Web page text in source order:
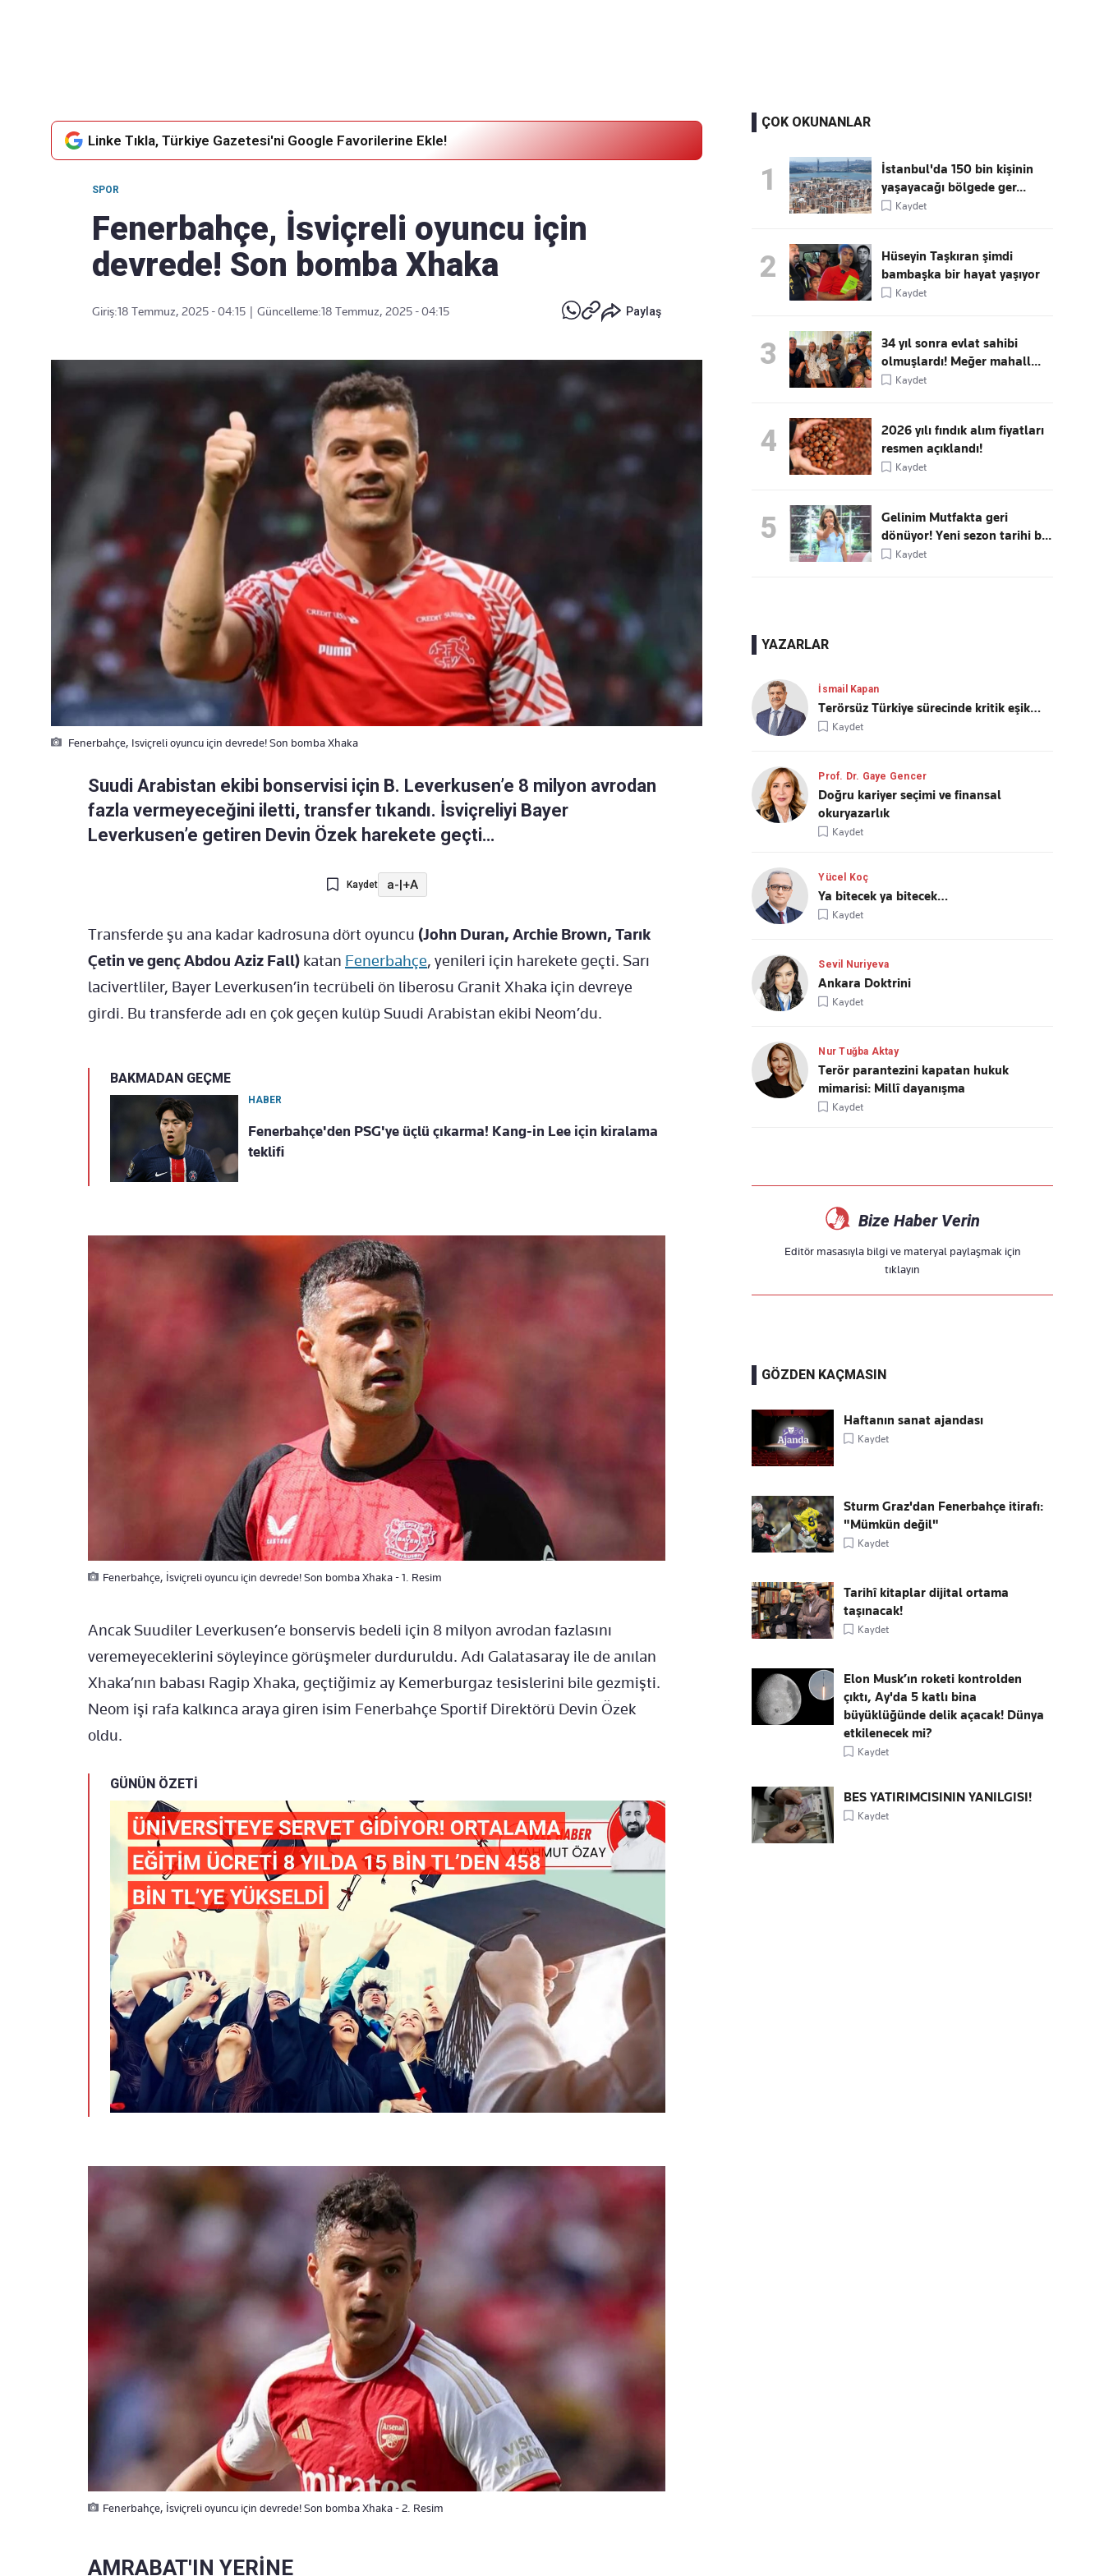
Linke Tıkla, Türkiye Gazetesi'ni Google Favorilerine Ekle!
SPOR
Fenerbahçe, İsviçreli oyuncu için
devrede! Son bomba Xhaka
Giriş:18 Temmuz, 2025 - 04:15 Güncelleme:18 Temmuz, 2025 - 04:15 Paylaş
Fenerbahçe, Isviçreli oyuncu için devrede! Son bomba Xhaka
Suudi Arabistan ekibi bonservisi için B. Leverkusen’e 8 milyon avrodan
fazla vermeyeceğini iletti, transfer tıkandı. İsviçreliyi Bayer
Leverkusen’e getiren Devin Özek harekete geçti…
Kaydet a-|+A
Transferde şu ana kadar kadrosuna dört oyuncu (John Duran, Archie Brown, Tarık
Çetin ve genç Abdou Aziz Fall) katan Fenerbahçe, yenileri için harekete geçti. Sarı
lacivertliler, Bayer Leverkusen’in tecrübeli ön liberosu Granit Xhaka için devreye
girdi. Bu transferde adı en çok geçen kulüp Suudi Arabistan ekibi Neom’du.
BAKMADAN GEÇME
HABER
Fenerbahçe'den PSG'ye üçlü çıkarma! Kang-in Lee için kiralama
teklifi
Fenerbahçe, İsviçreli oyuncu için devrede! Son bomba Xhaka - 1. Resim
Ancak Suudiler Leverkusen’e bonservis bedeli için 8 milyon avrodan fazlasını
veremeyeceklerini söyleyince görüşmeler durduruldu. Adı Galatasaray ile de anılan
Xhaka’nın babası Ragip Xhaka, geçtiğimiz ay Kemerburgaz tesislerini bile gezmişti.
Neom işi rafa kalkınca araya giren isim Fenerbahçe Sportif Direktörü Devin Özek
oldu.
GÜNÜN ÖZETİ
Fenerbahçe, İsviçreli oyuncu için devrede! Son bomba Xhaka - 2. Resim
AMRABAT'IN YERİNE
ÇOK OKUNANLAR
1
İstanbul'da 150 bin kişinin
yaşayacağı bölgede ger...
Kaydet
2
Hüseyin Taşkıran şimdi
bambaşka bir hayat yaşıyor
Kaydet
3
34 yıl sonra evlat sahibi
olmuşlardı! Meğer mahall...
Kaydet
4
2026 yılı fındık alım fiyatları
resmen açıklandı!
Kaydet
5
Gelinim Mutfakta geri
dönüyor! Yeni sezon tarihi b...
Kaydet
YAZARLAR
İsmail Kapan
Terörsüz Türkiye sürecinde kritik eşik…
Kaydet
Prof. Dr. Gaye Gencer
Doğru kariyer seçimi ve finansal
okuryazarlık
Kaydet
Yücel Koç
Ya bitecek ya bitecek…
Kaydet
Sevil Nuriyeva
Ankara Doktrini
Kaydet
Nur Tuğba Aktay
Terör parantezini kapatan hukuk
mimarisi: Millî dayanışma
Kaydet
Bize Haber Verin
Editör masasıyla bilgi ve materyal paylaşmak için
tıklayın
GÖZDEN KAÇMASIN
Haftanın sanat ajandası
Kaydet
Sturm Graz'dan Fenerbahçe itirafı:
"Mümkün değil"
Kaydet
Tarihî kitaplar dijital ortama
taşınacak!
Kaydet
Elon Musk’ın roketi kontrolden
çıktı, Ay'da 5 katlı bina
büyüklüğünde delik açacak! Dünya
etkilenecek mi?
Kaydet
BES YATIRIMCISININ YANILGISI!
Kaydet